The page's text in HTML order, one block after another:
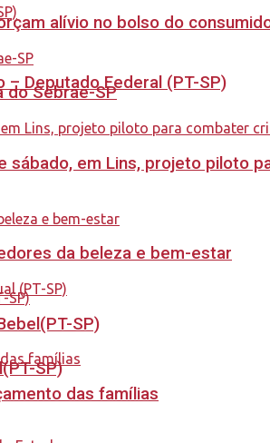
Deputado Federal (PT-SP)
SP)
alívio no bolso do
do Sebrae-SP
sábado, em Lins, projeto piloto
da beleza e bem-estar
SP)
das famílias